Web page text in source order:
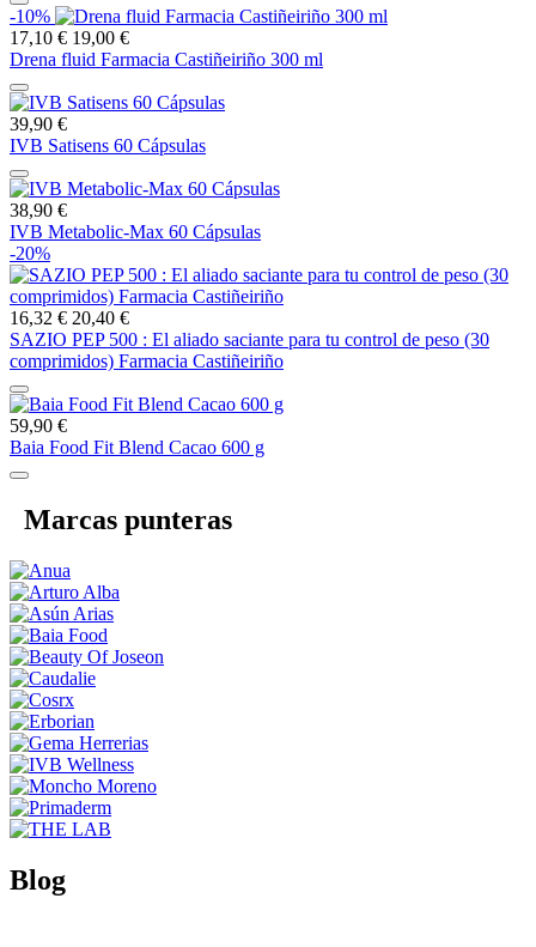
-10%
17,10 € 19,00 €
Drena fluid Farmacia Castiñeiriño 300 ml
39,90 €
IVB Satisens 60 Cápsulas
38,90 €
IVB Metabolic-Max 60 Cápsulas
-20%
16,32 € 20,40 €
SAZIO PEP 500 : El aliado saciante para tu control de peso (30
comprimidos) Farmacia Castiñeiriño
59,90 €
Baia Food Fit Blend Cacao 600 g
Marcas punteras
Blog